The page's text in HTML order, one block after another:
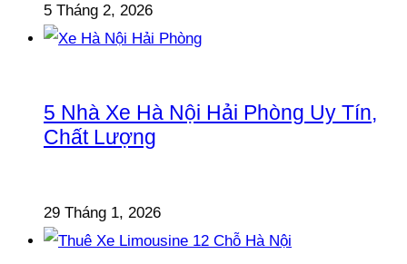
5 Tháng 2, 2026
5 Nhà Xe Hà Nội Hải Phòng Uy Tín,
Chất Lượng
29 Tháng 1, 2026